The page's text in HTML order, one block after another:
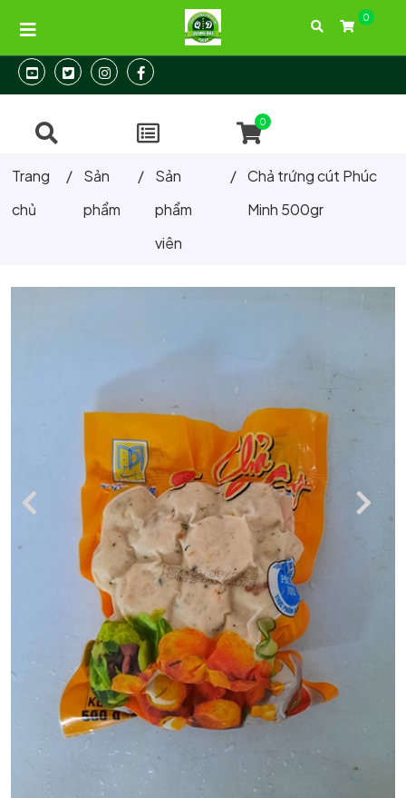
Địa chỉ: 104/31 Thành Thái, Phường 12, Quận 10, Tp.HCM
Hotline:
0
0
Trang
chủ
/
Sản
phẩm
/
Sản
phẩm
viên
/ Chả trứng cút Phúc
Minh 500gr